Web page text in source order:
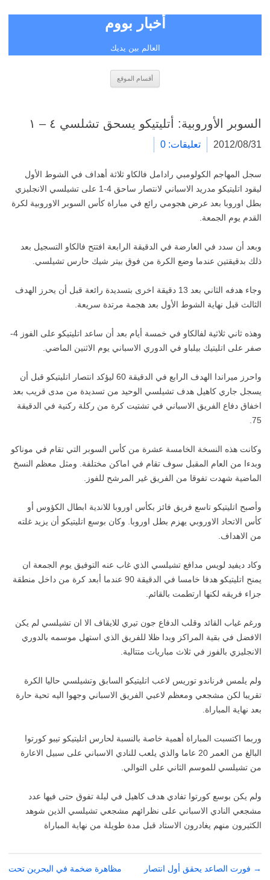
أخبار بووم
العالم بين يديك
أقسام الموقع
السوبر الأوروبية: أتليتيكو يسحق تشلسي ٤ – ١
2012/08/31 تعليقات: 0
سجل المهاجم الكولومبي رادامل فالكاو ثلاثة أهداف في الشوط الأول
ليقود اتليتيكو مدريد الاسباني لانتصار ساحق 4-1 على تشيلسي الانجليزي
بطل اوروبا بعد عرض هجومي رائع في مباراة كأس السوبر الاوروبية لكرة
القدم يوم الجمعة.
وبعد أن سدد في العارضة في الدقيقة الرابعة افتتح فالكاو التسجيل بعد
ذلك بدقيقتين عندما وضع الكرة من فوق بيتر شيك حارس تشيلسي.
وجاء هدفه الثاني بعد 13 دقيقة اخرى بتسديدة رائعة قبل أن يحرز الهدف
الثالث قبل نهاية الشوط الأول بعد هجمة مرتدة سريعة.
وهذه ثاني ثلاثية لفالكاو في خمسة أيام بعد أن ساعد اتليتيكو على الفوز 4-
صفر على اتليتيك بيلباو في الدوري الاسباني يوم الاثنين الماضي.
واحرز ميراندا الهدف الرابع في الدقيقة 60 ليؤكد انتصار اتليتيكو قبل أن
يسجل جاري كاهيل هدف تشيلسي الوحيد من تسديدة من مدى قريب بعد
اخفاق دفاع الفريق الاسباني في تشتيت كرة من ركلة ركنية في الدقيقة
75.
وكانت هذه النسخة الخامسة عشرة من كأس السوبر التي تقام في موناكو
وبدءا من العام المقبل سوف تقام في اماكن مختلفة. ومثل معظم النسخ
الماضية شهدت تفوقا من الفريق غير المرشح للفوز.
وأصبح اتليتيكو تاسع فريق فائز بكأس اوروبا للاندية ابطال الكؤوس أو
كأس الاتحاد الاوروبي يهزم بطل اوروبا. وكان بوسع اتليتيكو أن يزيد غلته
من الاهداف.
وكاد ديفيد لويس مدافع تشيلسي الذي غاب عنه التوفيق يوم الجمعة ان
يمنح اتليتيكو هدفا خامسا في الدقيقة 90 عندما أبعد كرة من داخل منطقة
جزاء فريقه لكنها ارتطمت بالقائم.
ورغم غياب القائد وقلب الدفاع جون تيري للايقاف الا ان تشيلسي لم يكن
الافضل في بقية المراكز وبدا ظلا للفريق الذي استهل موسمه بالدوري
الانجليزي بالفوز في ثلاث مباريات متتالية.
ولم يلمس فرناندو توريس لاعب اتليتيكو السابق وتشيلسي حاليا الكرة
تقريبا لكن مشجعي ومعظم لاعبي الفريق الاسباني وجهوا اليه تحية حارة
بعد نهاية المباراة.
وربما اكتسبت المباراة أهمية خاصة بالنسبة لحارس اتليتيكو تيبو كورتوا
البالغ من العمر 20 عاما والذي يلعب للنادي الاسباني على سبيل الاعارة
من تشيلسي للموسم الثاني على التوالي.
ولم يكن بوسع كورتوا تفادي هدف كاهيل في ليلة تفوق حتى فيها عدد
مشجعي النادي الاسباني على نظرائهم مشجعي تشيلسي الذين شوهد
الكثيرون منهم يغادرون الاستاد قبل مدة طويلة من نهاية المباراة
تصفّح
→ فورت الصاعد يحقق أول انتصار
مظاهرة ضخمة في البحرين تحت